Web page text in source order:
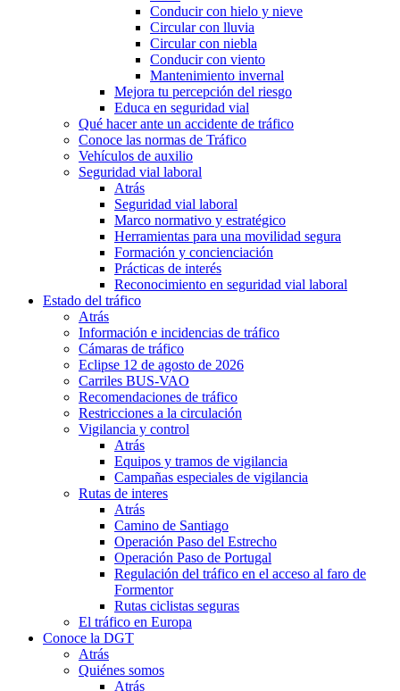
Conducir con hielo y nieve
Circular con lluvia
Circular con niebla
Conducir con viento
Mantenimiento invernal
Mejora tu percepción del riesgo
Educa en seguridad vial
Qué hacer ante un accidente de tráfico
Conoce las normas de Tráfico
Vehículos de auxilio
Seguridad vial laboral
Atrás
Seguridad vial laboral
Marco normativo y estratégico
Herramientas para una movilidad segura
Formación y concienciación
Prácticas de interés
Reconocimiento en seguridad vial laboral
Estado del tráfico
Atrás
Información e incidencias de tráfico
Cámaras de tráfico
Eclipse 12 de agosto de 2026
Carriles BUS-VAO
Recomendaciones de tráfico
Restricciones a la circulación
Vigilancia y control
Atrás
Equipos y tramos de vigilancia
Campañas especiales de vigilancia
Rutas de interes
Atrás
Camino de Santiago
Operación Paso del Estrecho
Operación Paso de Portugal
Regulación del tráfico en el acceso al faro de
Formentor
Rutas ciclistas seguras
El tráfico en Europa
Conoce la DGT
Atrás
Quiénes somos
Atrás